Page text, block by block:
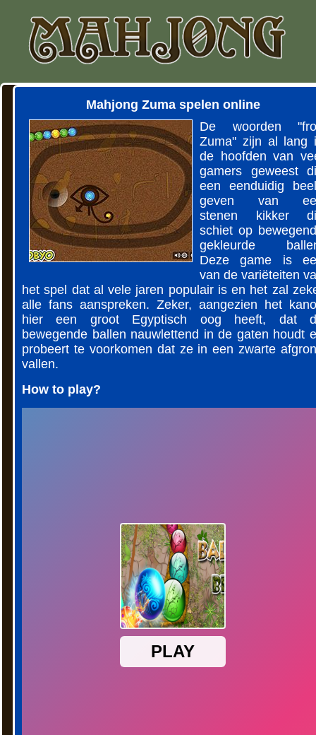
Mahjong Zuma spelen online
De woorden
Zuma" zijn al lang
de hoofden van
gamers geweest
een eenduidig
geven van
stenen kikker
schiet op
gekleurde
Deze game is
van de variëteiten
het spel dat al vele jaren populair is en het zal
alle fans aanspreken. Zeker, aangezien het
hier een groot Egyptisch oog heeft, dat
bewegende ballen nauwlettend in de gaten houdt
probeert te voorkomen dat ze in een zwarte
vallen.
How to play?